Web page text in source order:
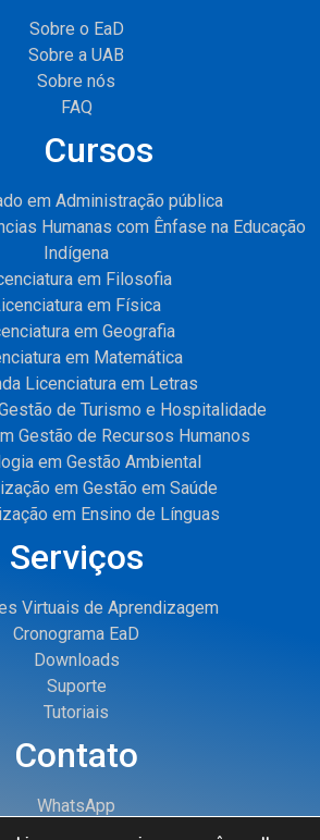
Sobre o EaD
Sobre a UAB
Sobre nós
FAQ
Cursos
em Administração pública
Humanas com Ênfase na Educação
Indígena
em Filosofia
em Física
em Geografia
em Matemática
Licenciatura em Letras
de Turismo e Hospitalidade
Gestão de Recursos Humanos
em Gestão Ambiental
em Gestão em Saúde
em Ensino de Línguas
Serviços
Virtuais de Aprendizagem
Cronograma EaD
Downloads
Suporte
Tutoriais
Contato
WhatsApp